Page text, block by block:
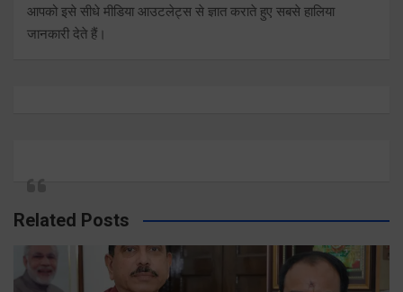
आपको इसे सीधे मीडिया आउटलेट्स से ज्ञात कराते हुए सबसे हालिया
जानकारी देते हैं।
Related Posts